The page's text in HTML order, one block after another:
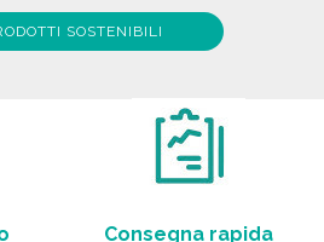
SOSTENIBILI
Consegna rapida